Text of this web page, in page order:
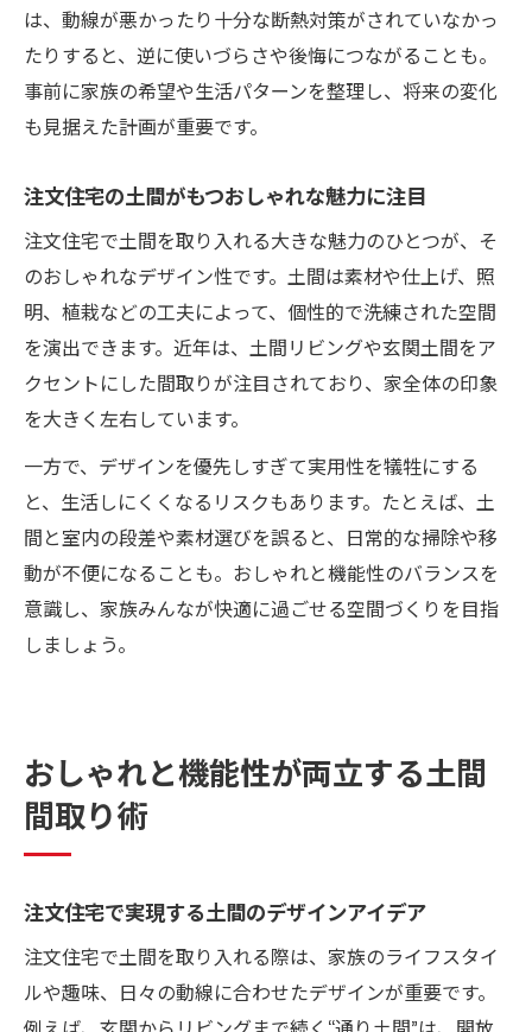
は、動線が悪かったり十分な断熱対策がされていなかっ
たりすると、逆に使いづらさや後悔につながることも。
事前に家族の希望や生活パターンを整理し、将来の変化
も見据えた計画が重要です。
注文住宅の土間がもつおしゃれな魅力に注目
注文住宅で土間を取り入れる大きな魅力のひとつが、そ
のおしゃれなデザイン性です。土間は素材や仕上げ、照
明、植栽などの工夫によって、個性的で洗練された空間
を演出できます。近年は、土間リビングや玄関土間をア
クセントにした間取りが注目されており、家全体の印象
を大きく左右しています。
一方で、デザインを優先しすぎて実用性を犠牲にする
と、生活しにくくなるリスクもあります。たとえば、土
間と室内の段差や素材選びを誤ると、日常的な掃除や移
動が不便になることも。おしゃれと機能性のバランスを
意識し、家族みんなが快適に過ごせる空間づくりを目指
しましょう。
おしゃれと機能性が両立する土間
間取り術
注文住宅で実現する土間のデザインアイデア
注文住宅で土間を取り入れる際は、家族のライフスタイ
ルや趣味、日々の動線に合わせたデザインが重要です。